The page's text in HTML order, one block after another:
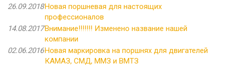
26.09.2018Новая поршневая для настоящих
профессионалов
14.08.2017Внимание!!!!!!! Изменено название нашей
компании
02.06.2016Новая маркировка на поршнях для двигателей
КАМАЗ, СМД, ММЗ и ВМТЗ